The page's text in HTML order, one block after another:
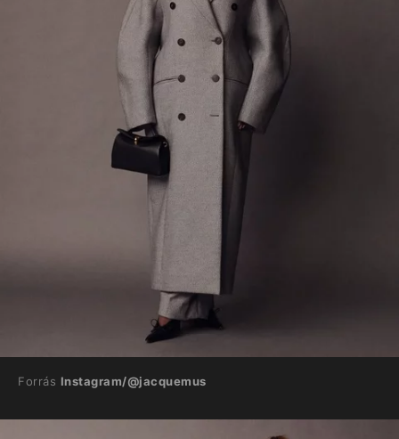
Forrás Instagram/@jacquemus